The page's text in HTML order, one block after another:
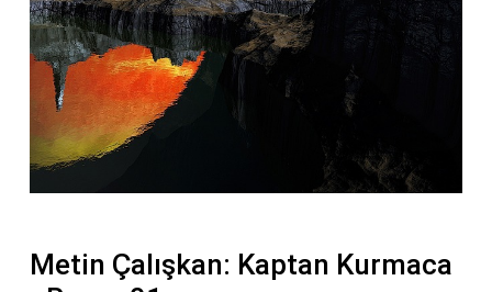
Metin Çalışkan: Kaptan Kurmaca